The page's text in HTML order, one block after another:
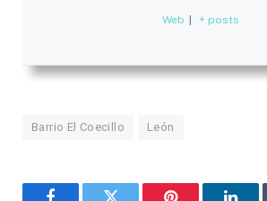
Web + posts
Barrio El Coecillo León